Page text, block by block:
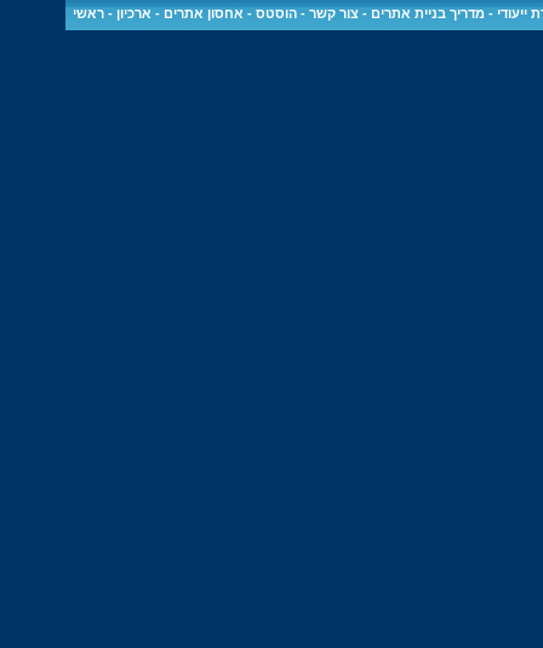
ייעודי -מדריך בניית אתרים -צור קשר -הוסטס - אחסון אתרים - ארכיון -ראשי